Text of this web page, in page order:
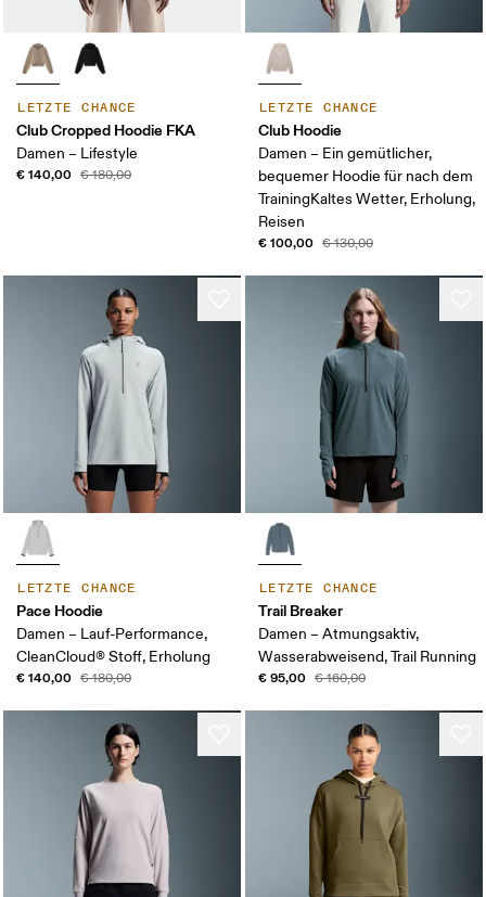
LETZTE CHANCE
Club Cropped Hoodie FKA
Damen – Lifestyle
€ 140,00 € 180,00
LETZTE CHANCE
Club Hoodie
Damen – Ein gemütlicher,
bequemer Hoodie für nach dem
TrainingKaltes Wetter, Erholung,
Reisen
€ 100,00 € 130,00
LETZTE CHANCE
Pace Hoodie
Damen – Lauf-Performance,
CleanCloud® Stoff, Erholung
€ 140,00 € 180,00
LETZTE CHANCE
Trail Breaker
Damen – Atmungsaktiv,
Wasserabweisend, Trail Running
€ 95,00 € 160,00